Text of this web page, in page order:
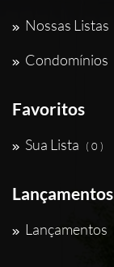
Nossas Listas
Condomínios
Favoritos
Sua Lista ( 0 )
Lançamentos
Lançamentos